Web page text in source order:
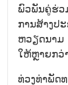
ພົວພັນຄູ່ຮ່
ການສ້າງປ
ຫວຽດນາ
ໃຫ້ຫຼາຍກວ່
ທ່ວງທ່າພັດ